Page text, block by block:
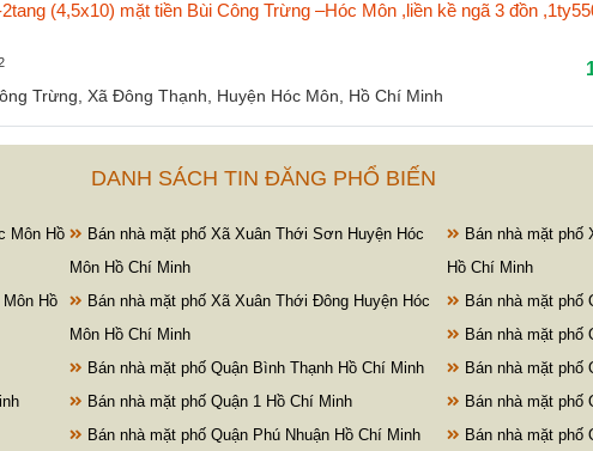
(4,5x10) mặt tiền Bùi Công Trừng –Hóc Môn ,liền kề ngã 3 đồn
Trừng, Xã Đông Thạnh, Huyện Hóc Môn, Hồ Chí Minh
DANH SÁCH TIN ĐĂNG PHỔ BIẾN
Môn Hồ
Bán nhà mặt phố Xã Xuân Thới Sơn Huyện Hóc
Môn Hồ Chí Minh
Bán nhà mặt phố
Hồ Chí Minh
Hồ
Bán nhà mặt phố Xã Xuân Thới Đông Huyện Hóc
Môn Hồ Chí Minh
Bán nhà mặt phố
Bán nhà mặt phố
Bán nhà mặt phố Quận Bình Thạnh Hồ Chí Minh
Bán nhà mặt phố
Bán nhà mặt phố Quận 1 Hồ Chí Minh
Bán nhà mặt phố
Bán nhà mặt phố Quận Phú Nhuận Hồ Chí Minh
Bán nhà mặt phố